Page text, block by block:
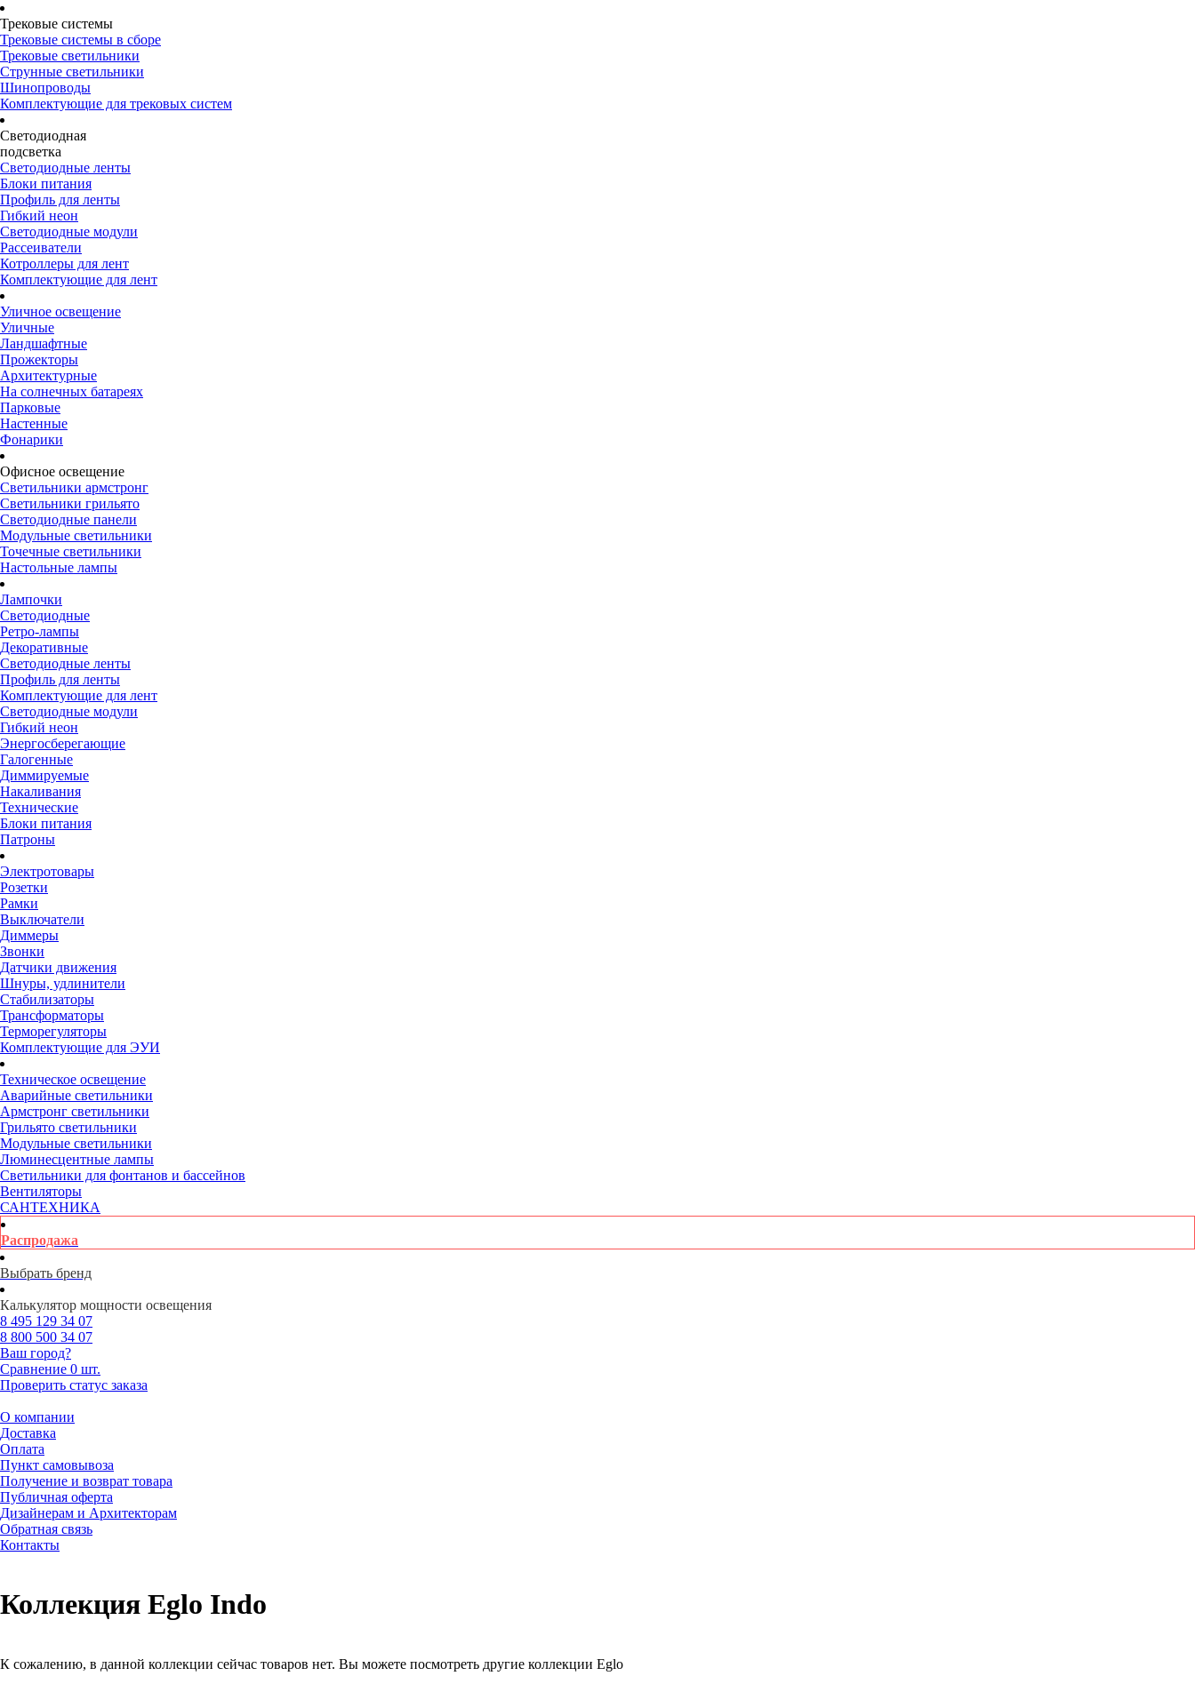
Трековые системы
Трековые системы в сборе
Трековые светильники
Струнные светильники
Шинопроводы
Комплектующие для трековых систем
Светодиодная
подсветка
Светодиодные ленты
Блоки питания
Профиль для ленты
Гибкий неон
Светодиодные модули
Рассеиватели
Котроллеры для лент
Комплектующие для лент
Уличное освещение
Уличные
Ландшафтные
Прожекторы
Архитектурные
На солнечных батареях
Парковые
Настенные
Фонарики
Офисное освещение
Светильники армстронг
Светильники грильято
Светодиодные панели
Модульные светильники
Точечные светильники
Настольные лампы
Лампочки
Светодиодные
Ретро-лампы
Декоративные
Светодиодные ленты
Профиль для ленты
Комплектующие для лент
Светодиодные модули
Гибкий неон
Энергосберегающие
Галогенные
Диммируемые
Накаливания
Технические
Блоки питания
Патроны
Электротовары
Розетки
Рамки
Выключатели
Диммеры
Звонки
Датчики движения
Шнуры, удлинители
Стабилизаторы
Трансформаторы
Терморегуляторы
Комплектующие для ЭУИ
Техническое освещение
Аварийные светильники
Армстронг светильники
Грильято светильники
Модульные светильники
Люминесцентные лампы
Светильники для фонтанов и бассейнов
Вентиляторы
САНТЕХНИКА
Распродажа
Выбрать бренд
Калькулятор мощности освещения
8 495 129 34 07
8 800 500 34 07
Ваш город?
Сравнение 0 шт.
Проверить статус заказа
О компании
Доставка
Оплата
Пункт самовывоза
Получение и возврат товара
Публичная оферта
Дизайнерам и Архитекторам
Обратная связь
Контакты
Коллекция Eglo Indo
К сожалению, в данной коллекции сейчас товаров нет. Вы можете посмотреть другие коллекции Eglo